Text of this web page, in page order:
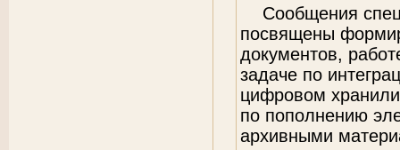
Сообщения
посвящены
документов,
задаче по
цифровом
по пополнению
архивными